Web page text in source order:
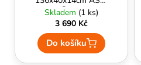
Černý
Skladem (1 ks)
3 690 Kč
Do košíku